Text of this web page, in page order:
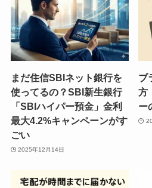
まだ住信SBIネット銀行を
使ってるの？SBI新生銀行
「SBIハイパー預金」金利
最大4.2%キャンペーンがす
ごい
2025年12月14日
ブ
方
ー